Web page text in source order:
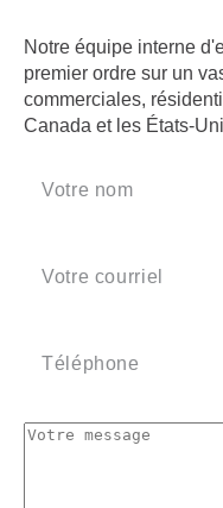
Notre équipe interne
premier ordre sur un
commerciales,
Canada et les États-